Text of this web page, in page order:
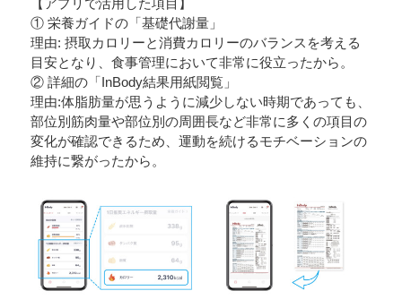
【アプリで活用した項目】
① 栄養ガイドの「基礎代謝量」
理由: 摂取カロリーと消費カロリーのバランスを考える
目安となり、食事管理において非常に役立ったから。
② 詳細の「InBody結果用紙閲覧」
理由:体脂肪量が思うように減少しない時期であっても、
部位別筋肉量や部位別の周囲長など非常に多くの項目の
変化が確認できるため、運動を続けるモチベーションの
維持に繋がったから。